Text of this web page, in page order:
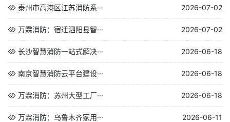
泰州市高港区江苏消防系··· 2026-07-02
万霖消防：宿迁泗阳县智··· 2026-07-02
长沙智慧消防一站式解决··· 2026-06-18
南京智慧消防云平台建设··· 2026-06-18
万霖消防：苏州大型工厂··· 2026-06-18
万霖消防：乌鲁木齐家用··· 2026-06-11